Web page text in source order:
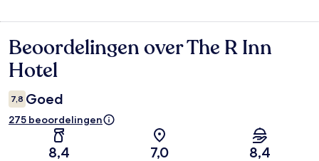
Beoordelingen
Beoordelingen over The R Inn
Hotel
7,8 Goed
275 beoordelingen
8,4 7,0 8,4